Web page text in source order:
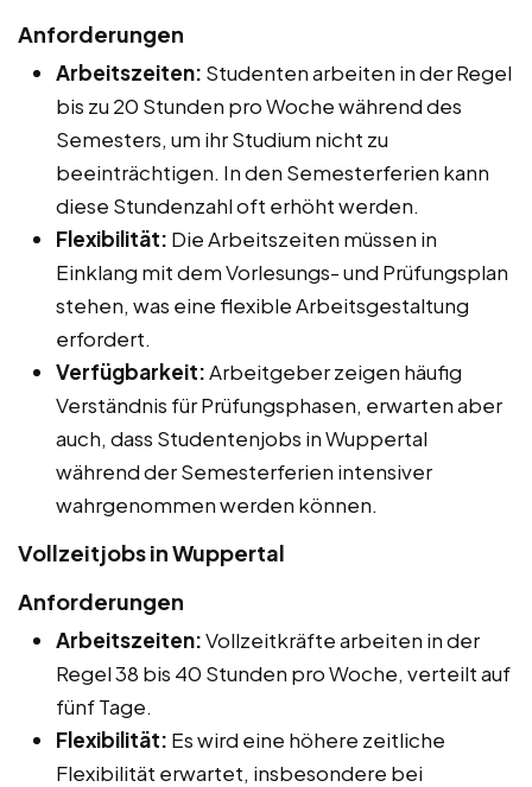
Anforderungen
Arbeitszeiten: Studenten arbeiten in der Regel
bis zu 20 Stunden pro Woche während des
Semesters, um ihr Studium nicht zu
beeinträchtigen. In den Semesterferien kann
diese Stundenzahl oft erhöht werden.
Flexibilität: Die Arbeitszeiten müssen in
Einklang mit dem Vorlesungs- und Prüfungsplan
stehen, was eine flexible Arbeitsgestaltung
erfordert.
Verfügbarkeit:Arbeitgeber zeigen häufig
Verständnis für Prüfungsphasen, erwarten aber
auch, dass Studentenjobs in Wuppertal
während der Semesterferien intensiver
wahrgenommen werden können.
Vollzeitjobs in Wuppertal
Anforderungen
Arbeitszeiten:Vollzeitkräfte arbeiten in der
Regel 38 bis 40 Stunden pro Woche, verteilt auf
fünf Tage.
Flexibilität: Es wird eine höhere zeitliche
Flexibilität erwartet, insbesondere bei